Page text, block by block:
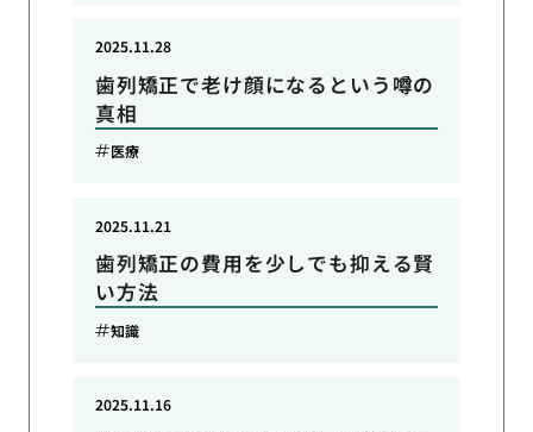
歯列矯正で老け顔になるという噂の
真相
2025.11.28
医療
歯列矯正の費用を少しでも抑える賢
い方法
2025.11.21
知識
2025.11.16